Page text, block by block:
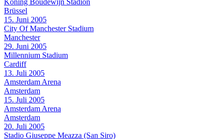
Brüssel
15. Juni 2005
City Of Manchester Stadium
Manchester
29. Juni 2005
Millennium Stadium
Cardiff
13. Juli 2005
Amsterdam Arena
Amsterdam
15. Juli 2005
Amsterdam Arena
Amsterdam
20. Juli 2005
Stadio Giuseppe Meazza (San Siro)